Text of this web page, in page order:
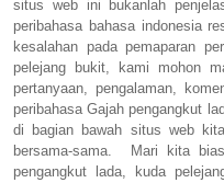
situs web ini bukanlah
peribahasa bahasa indonesia
kesalahan pada pemaparan
pelejang bukit, kami mohon
pertanyaan, pengalaman,
peribahasa Gajah pengangkut
di bagian bawah situs web
bersama-sama. Mari kita
pengangkut lada, kuda